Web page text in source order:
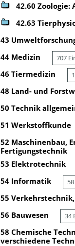
42.60 Zoologie:
42.63
43
44 Medizin 707
46 Tiermedizin
48 Land- und
50 Technik
51 Werkstoffkunde
52 Maschinenbau,
Fertigungstechnik
53 Elektrotechnik
54 Informatik
55
56 Bauwesen 34
58 Chemische
verschiedene